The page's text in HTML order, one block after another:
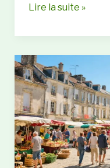
Les
et
du
vin
dans
les
Pays
de
la
Lire la suite »